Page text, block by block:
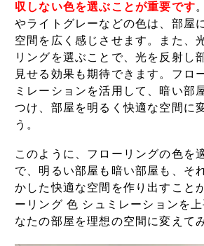
収しない色を選ぶことが重要です
やライトグレーなどの色は、部屋
空間を広く感じさせます。また、
リングを選ぶことで、光を反射し
見せる効果も期待できます。フロ
ミレーションを活用して、暗い部
つけ、部屋を明るく快適な空間に
う。
このように、フローリングの色を
で、明るい部屋も暗い部屋も、そ
かした快適な空間を作り出すこと
ーリング 色 シュミレーションを
なたの部屋を理想の空間に変えて